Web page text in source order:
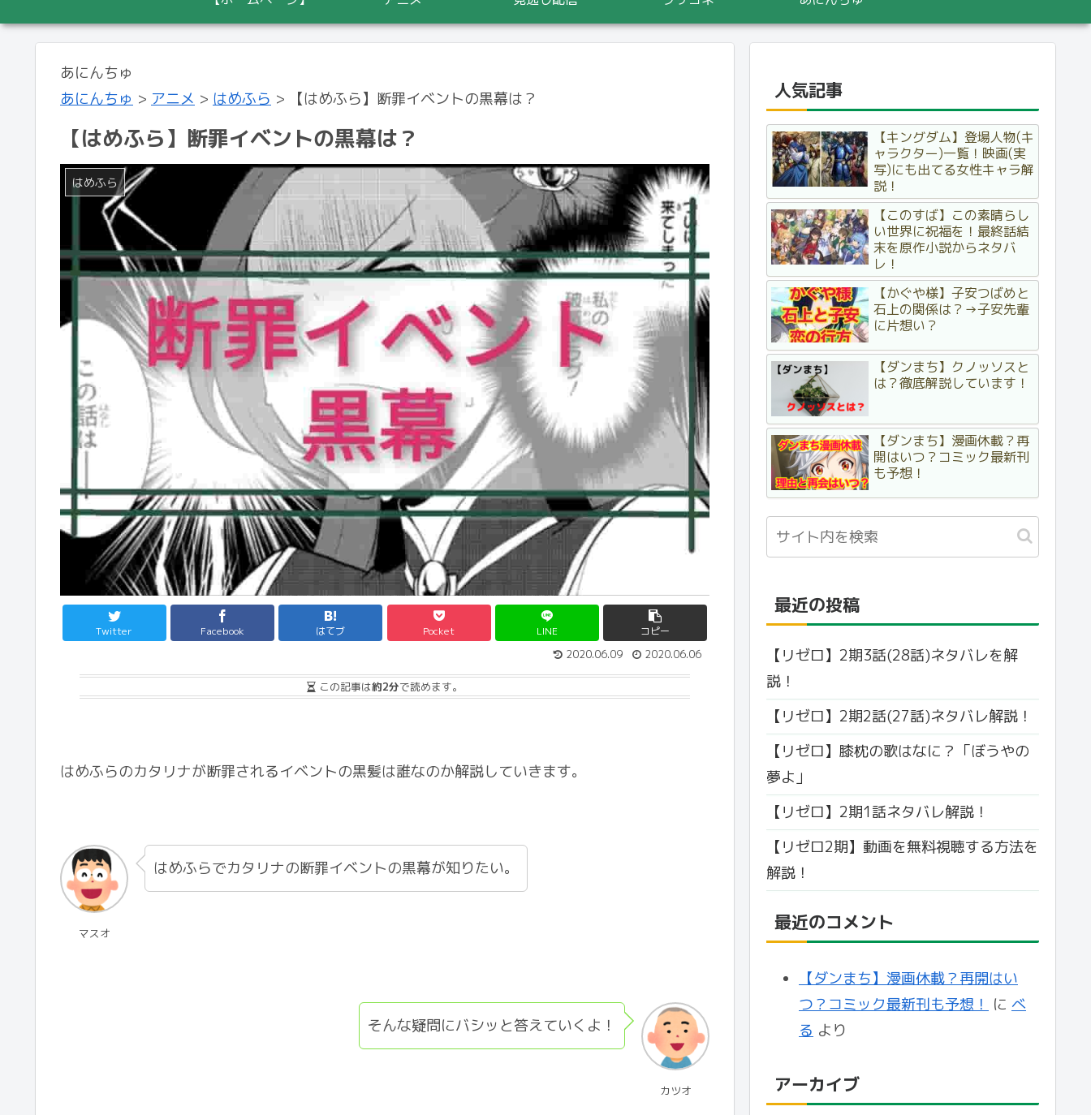
あにんちゅ
あにんちゅ > アニメ > はめふら > 【はめふら】断罪イベントの黒幕は？
【はめふら】断罪イベントの黒幕は？
はめふら
Twitter Facebook はてブ Pocket LINE コピー
2020.06.09 2020.06.06
この記事は約2分で読めます。
はめふらのカタリナが断罪されるイベントの黒髪は誰なのか解説していきます。
マスオ
はめふらでカタリナの断罪イベントの黒幕が知りたい。
カツオ
そんな疑問にバシッと答えていくよ！
人気記事
【キングダム】登場人物(キ
ャラクター)一覧！映画(実
写)にも出てる女性キャラ解
説！
【このすば】この素晴らし
い世界に祝福を！最終話結
末を原作小説からネタバ
レ！
【かぐや様】子安つばめと
石上の関係は？→子安先輩
に片想い？
【ダンまち】クノッソスと
は？徹底解説しています！
【ダンまち】漫画休載？再
開はいつ？コミック最新刊
も予想！
最近の投稿
【リゼロ】2期3話(28話)ネタバレを解
説！
【リゼロ】2期2話(27話)ネタバレ解説！
【リゼロ】膝枕の歌はなに？「ぼうやの
夢よ」
【リゼロ】2期1話ネタバレ解説！
【リゼロ2期】動画を無料視聴する方法を
解説！
最近のコメント
【ダンまち】漫画休載？再開はい
つ？コミック最新刊も予想！ に べ
る より
アーカイブ